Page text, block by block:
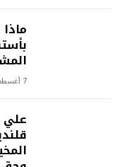
7 أغسطس,2026
علي